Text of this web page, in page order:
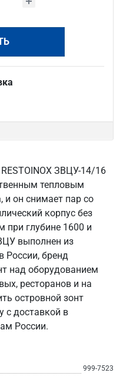
ЗВЦУ-14/16
тепловым
и он снимает пар со
корпус без
при глубине 1600 и
выполнен из
России, бренд
над оборудованием
ресторанов и на
островной зонт
с доставкой в
России.
999-7523